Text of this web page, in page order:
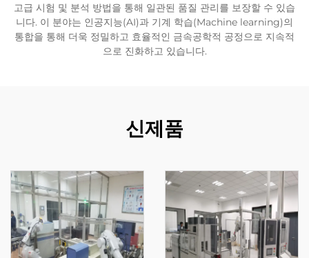
고급 시험 및 분석 방법을 통해 일관된 품질 관리를 보장할 수 있습
니다. 이 분야는 인공지능(AI)과 기계 학습(Machine learning)의
통합을 통해 더욱 정밀하고 효율적인 금속공학적 공정으로 지속적
으로 진화하고 있습니다.
신제품